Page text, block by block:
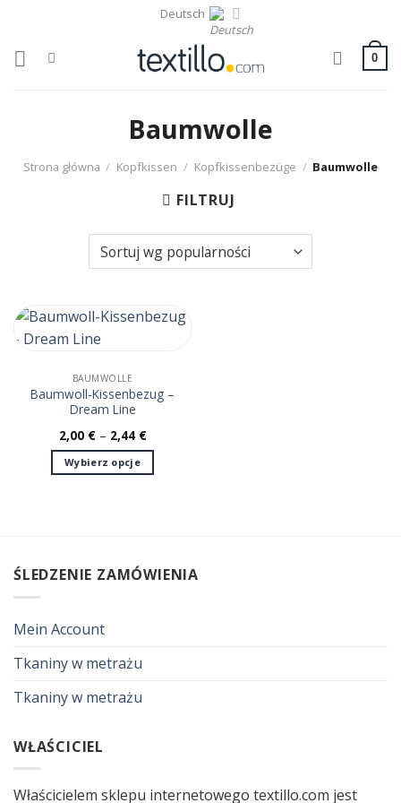
content
Deutsch
0
Baumwolle
Strona główna / Kopfkissen / Kopfkissenbezüge / Baumwolle
FILTRUJ
BAUMWOLLE
Baumwoll-Kissenbezug –
Dream Line
2,00 €– 2,44 €
Wybierz opcje
Opcje
na
produktu
ŚLEDZENIE ZAMÓWIENIA
Mein Account
Tkaniny w metrażu
Tkaniny w metrażu
WŁAŚCICIEL
Właścicielem sklepu internetowego textillo.com jest